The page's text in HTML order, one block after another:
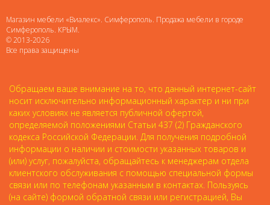
Магазин мебели «Виалекс». Симферополь. Продажа мебели в городе
Симферополь. КРЫМ.
© 2013-2026
Все права защищены
Обращаем ваше внимание на то, что данный интернет-сайт
носит исключительно информационный характер и ни при
каких условиях не является публичной офертой,
определяемой положениями Статьи 437 (2) Гражданского
кодекса Российской Федерации. Для получения подробной
информации о наличии и стоимости указанных товаров и
(или) услуг, пожалуйста, обращайтесь к менеджерам отдела
клиентского обслуживания с помощью специальной формы
связи или по телефонам указанным в контактах. Пользуясь
(на сайте) формой обратной связи или регистрацией, Вы